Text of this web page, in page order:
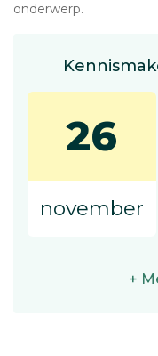
onderwerp.
26
november
+